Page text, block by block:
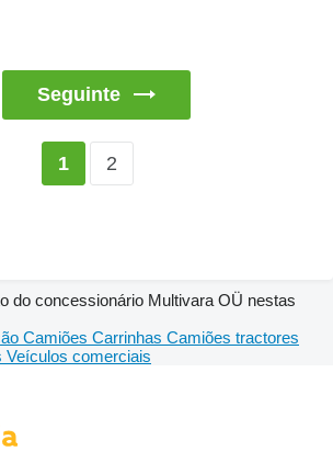
Seguinte
1 2
do concessionário Multivara OÜ nestas
Camiões Carrinhas Camiões tractores
Veículos comerciais